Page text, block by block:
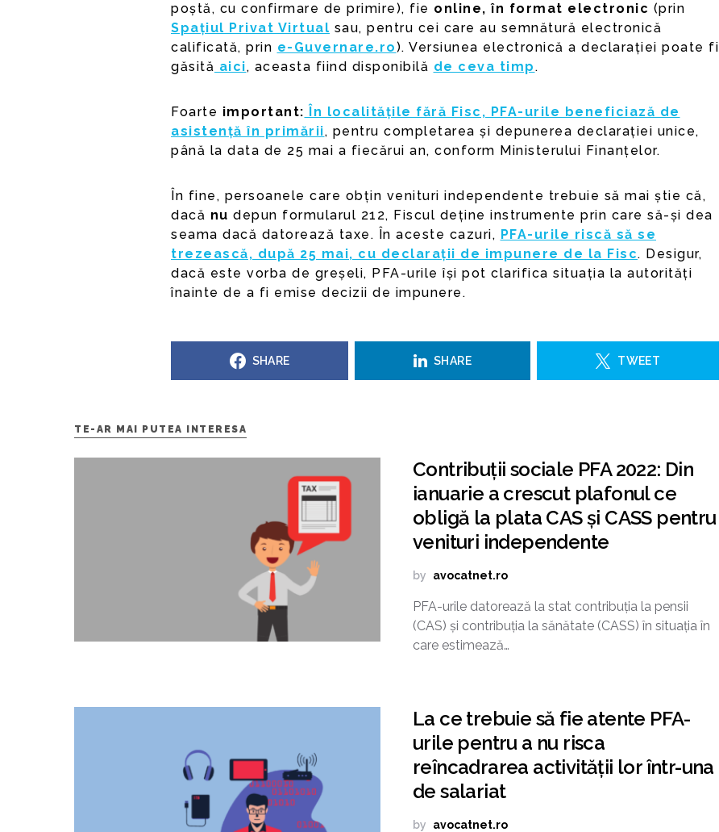
poștă, cu confirmare de primire), fie online, în format electronic (prin
Spațiul Privat Virtual sau, pentru cei care au semnătură electronică
calificată, prin e-Guvernare.ro ). Versiunea electronică a declarației poate fi
găsită aici, aceasta fiind disponibilă de ceva timp.
Foarte important: În localitățile fără Fisc, PFA-urile beneficiază de
asistență în primării, pentru completarea și depunerea declarației unice,
până la data de 25 mai a fiecărui an, conform Ministerului Finanțelor.
În fine, persoanele care obțin venituri independente trebuie să mai știe că,
dacă nu depun formularul 212, Fiscul deține instrumente prin care să-și dea
seama dacă datorează taxe. În aceste cazuri, PFA-urile riscă să se
trezească, după 25 mai, cu declarații de impunere de la Fisc. Desigur,
dacă este vorba de greșeli, PFA-urile își pot clarifica situația la autorități
înainte de a fi emise decizii de impunere.
SHARE SHARE TWEET
TE-AR MAI PUTEA INTERESA
Contribuții sociale PFA 2022: Din
ianuarie a crescut plafonul ce
obligă la plata CAS și CASS pentru
venituri independente
by avocatnet.ro
PFA-urile datorează la stat contribuția la pensii
(CAS) și contribuția la sănătate (CASS) în situația în
care estimează…
La ce trebuie să fie atente PFA-
urile pentru a nu risca
reîncadrarea activității lor într-una
de salariat
by avocatnet.ro